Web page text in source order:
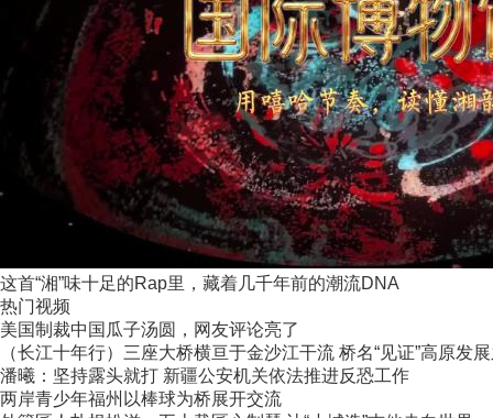
这首“湘”味十足的Rap里，藏着几千年前的潮流DNA
热门视频
美国制裁中国瓜子汤圆，网友评论亮了
（长江十年行）三座大桥横亘于金沙江干流 桥名“见证”高原发
潘曦：坚持露头就打 新疆公安机关依法推进反恐工作
两岸青少年福州以棒球为桥展开交流